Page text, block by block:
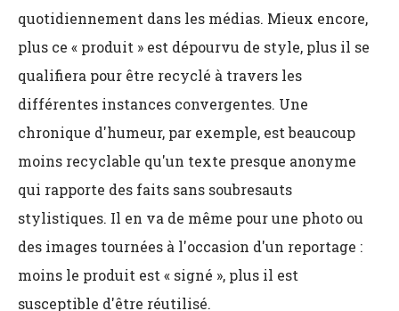
quotidiennement dans les médias. Mieux encore,
plus ce « produit » est dépourvu de style, plus il se
qualifiera pour être recyclé à travers les
différentes instances convergentes. Une
chronique d'humeur, par exemple, est beaucoup
moins recyclable qu'un texte presque anonyme
qui rapporte des faits sans soubresauts
stylistiques. Il en va de même pour une photo ou
des images tournées à l'occasion d'un reportage :
moins le produit est « signé », plus il est
susceptible d'être réutilisé.